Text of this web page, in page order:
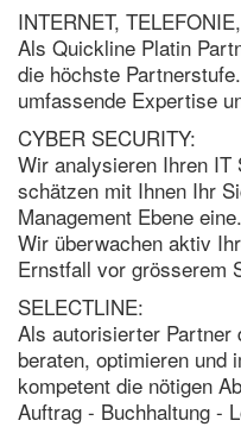
INTERNET,
Als Quickline Platin
die höchste
umfassende Expertise
CYBER SECURITY:
Wir analysieren Ihren
schätzen mit Ihnen Ihr
Management Ebene eine.
Wir überwachen aktiv
Ernstfall vor grösserem
SELECTLINE:
Als autorisierter Partner
beraten, optimieren und
kompetent die nötigen
Auftrag - Buchhaltung -